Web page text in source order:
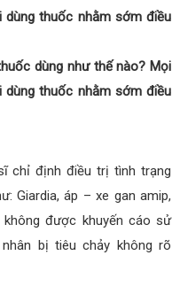
thuốc nhằm sớm điều
dùng như thế nào? Mọi
thuốc nhằm sớm điều
chỉ định điều trị tình trạng
Giardia, áp – xe gan amip,
được khuyến cáo sử
bị tiêu chảy không rõ